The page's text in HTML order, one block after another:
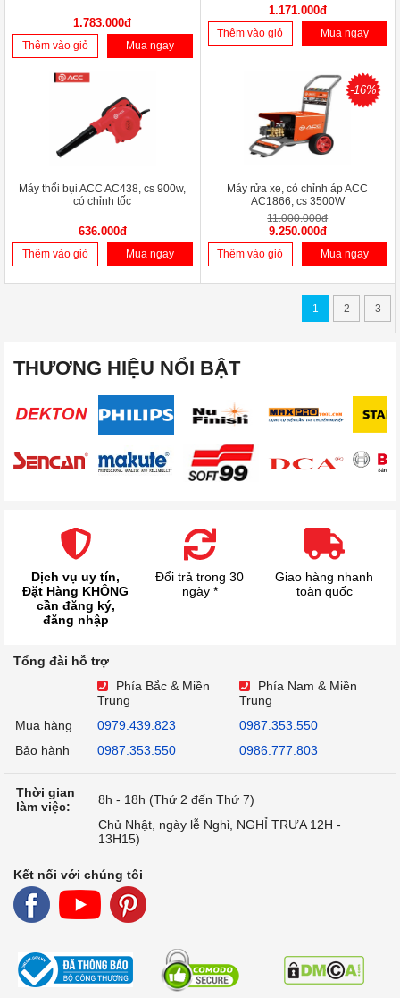
1.783.000đ
Thêm vào giỏ Mua ngay
1.171.000đ
Thêm vào giỏ Mua ngay
Máy thổi bụi ACC AC438, cs 900w,
có chỉnh tốc
636.000đ
Thêm vào giỏ Mua ngay
-16%
Máy rửa xe, có chỉnh áp ACC
AC1866, cs 3500W
11.000.000đ
9.250.000đ
Thêm vào giỏ Mua ngay
1 2 3
THƯƠNG HIỆU NỔI BẬT
Dịch vụ uy tín,
Đặt Hàng KHÔNG
cần đăng ký,
đăng nhập
Đổi trả trong 30
ngày *
Giao hàng nhanh
toàn quốc
Tổng đài hỗ trợ
Phía Bắc & Miền
Trung
Phía Nam & Miền
Trung
Mua hàng
0979.439.823
0987.353.550
Bảo hành
0987.353.550 0986.777.803
Thời gian
làm việc:
8h - 18h (Thứ 2 đến Thứ 7)
Chủ Nhật, ngày lễ Nghỉ, NGHỈ TRƯA 12H -
13H15)
Kết nối với chúng tôi